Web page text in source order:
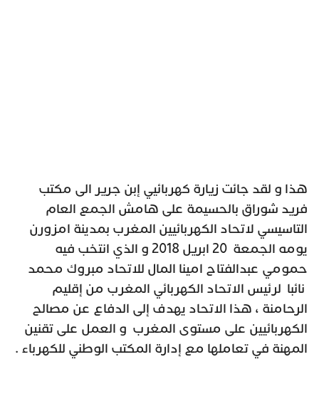
هذا و لقد جائت زيارة كهربائيي إبن جرير الى مكتب
فريد شوراق بالحسيمة على هامش الجمع العام
التاسيسي لاتحاد الكهربائيين المغرب بمدينة امزورن
يومه الجمعة 20 ابريل 2018 و الذي انتخب فيه
حمومي عبدالفتاح امينا المال للاتحاد مبروك محمد
نائبا لرئيس الاتحاد الكهربائي المغرب من إقليم
الرحامنة ، هذا الاتحاد يهدف إلى الدفاع عن مصالح
الكهربائيين على مستوى المغرب و العمل على تقنين
المهنة في تعاملها مع إدارة المكتب الوطني للكهرباء .